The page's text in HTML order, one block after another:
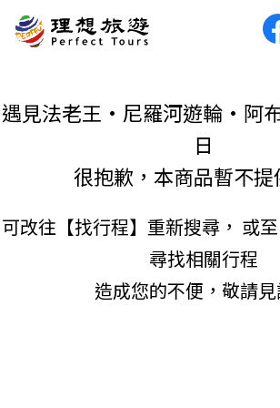
殿。旅程高潮將在阿布辛貝留宿一夜，欣賞震撼的聲光秀，完整收藏古埃及的璀璨與神
遇見法老王•尼羅河遊輪•阿
日
很抱歉，本商品暫不提
可改往【找行程】重新搜尋， 或
尋找相關行程
造成您的不便，敬請見